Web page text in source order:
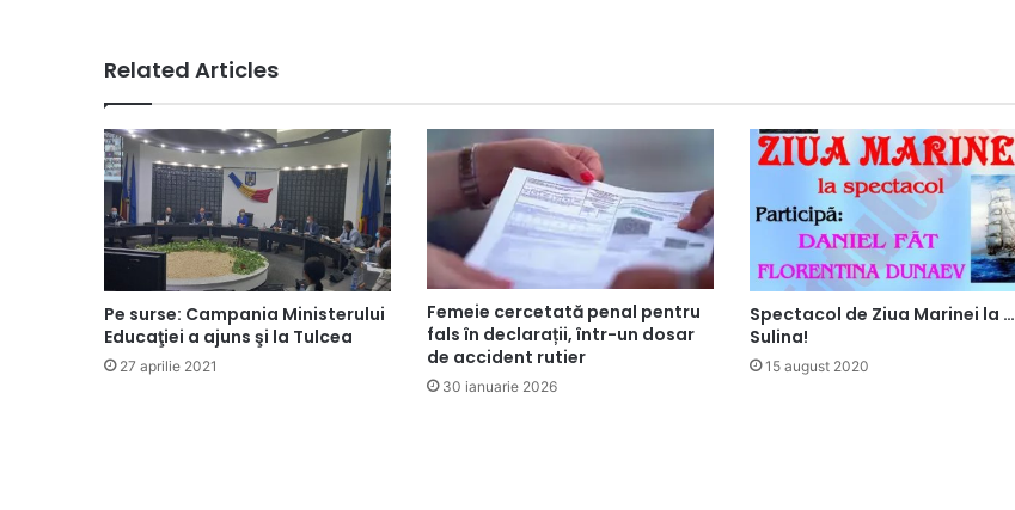
Related Articles
Pe surse: Campania Ministerului
Educaţiei a ajuns şi la Tulcea
27 aprilie 2021
Femeie cercetată penal pentru
fals în declarații, într-un dosar
de accident rutier
30 ianuarie 2026
Spectacol de Ziua Marinei la …
Sulina!
15 august 2020